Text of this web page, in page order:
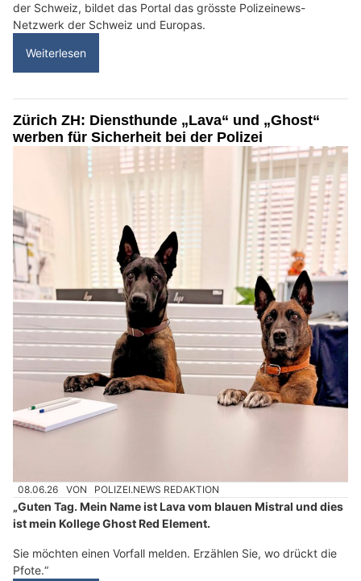
der Schweiz, bildet das Portal das grösste Polizeinews-
Netzwerk der Schweiz und Europas.
Weiterlesen
Zürich ZH: Diensthunde „Lava“ und „Ghost“
werben für Sicherheit bei der Polizei
08.06.26 VON POLIZEI.NEWS REDAKTION
„Guten Tag. Mein Name ist Lava vom blauen Mistral und dies
ist mein Kollege Ghost Red Element.
Sie möchten einen Vorfall melden. Erzählen Sie, wo drückt die
Pfote.“